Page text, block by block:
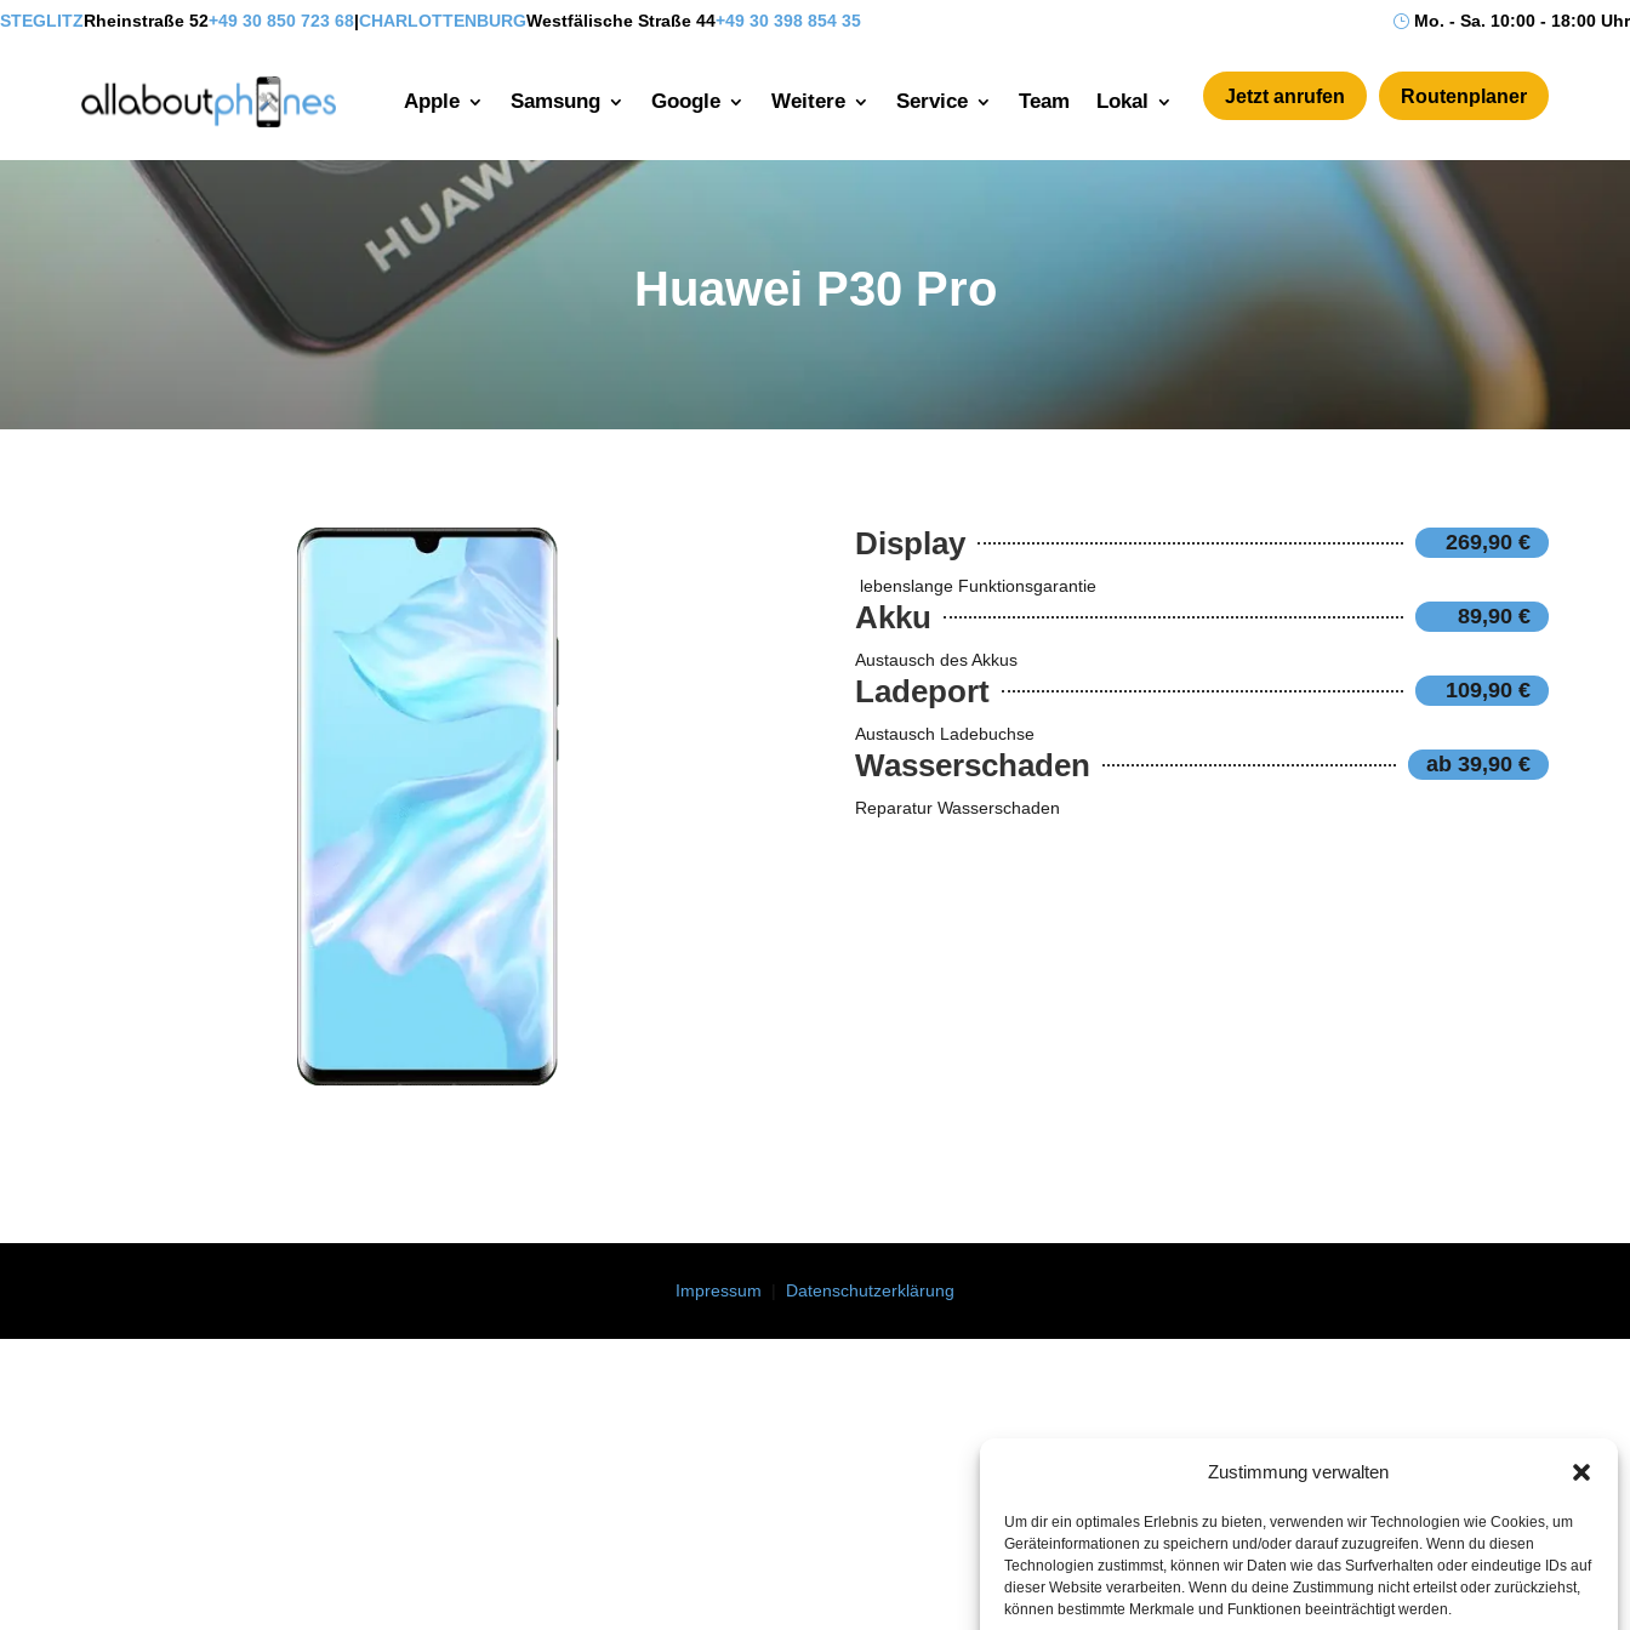
Zustimmung verwalten
Um dir ein optimales Erlebnis zu bieten, verwenden wir Technologien wie Cookies, um
Geräteinformationen zu speichern und/oder darauf zuzugreifen. Wenn du diesen
Technologien zustimmst, können wir Daten wie das Surfverhalten oder eindeutige IDs auf
dieser Website verarbeiten. Wenn du deine Zustimmung nicht erteilst oder zurückziehst,
können bestimmte Merkmale und Funktionen beeinträchtigt werden.
STEGLITZRheinstraße 52+49 30 850 723 68|CHARLOTTENBURGWestfälische Straße 44+49 30 398 854 35 } Mo. - Sa. 10:00 - 18:00 Uhr
Apple Samsung Google Weitere Service Team Lokal Jetzt anrufen Routenplaner
Huawei P30 Pro
Display 269,90 €
lebenslange Funktionsgarantie
Akku 89,90 €
Austausch des Akkus
Ladeport 109,90 €
Austausch Ladebuchse
Wasserschaden ab 39,90 €
Reparatur Wasserschaden
Impressum Datenschutzerklärung